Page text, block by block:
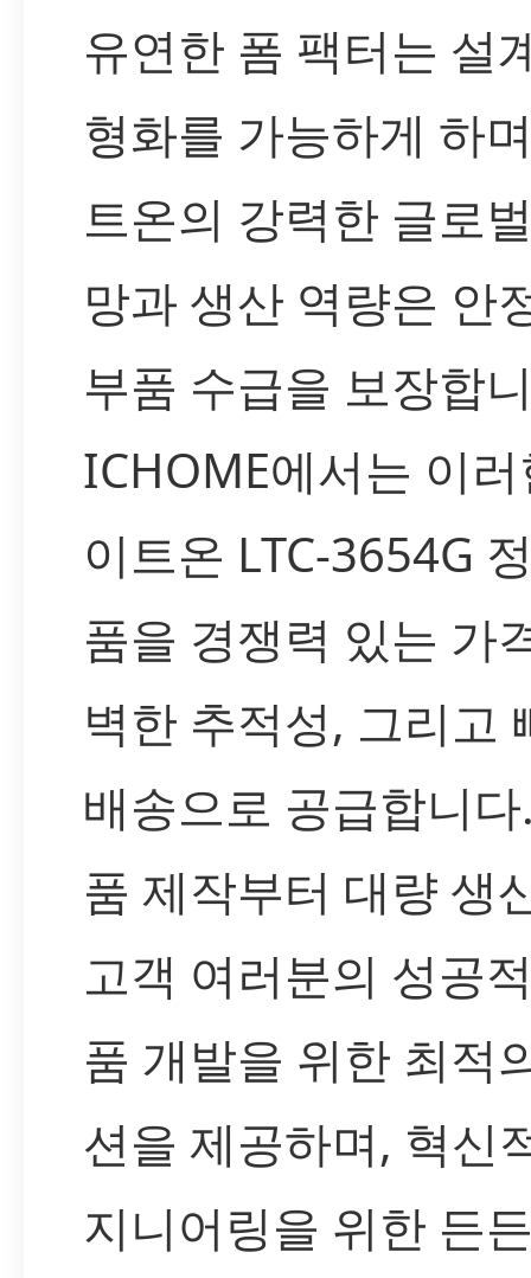
유연한 폼 팩터는 설
형화를 가능하게 하
트온의 강력한 글로
망과 생산 역량은 안
부품 수급을 보장합
ICHOME에서는 이
이트온 LTC-3654G
품을 경쟁력 있는 가
벽한 추적성, 그리고
배송으로 공급합니
품 제작부터 대량 생
고객 여러분의 성공
품 개발을 위한 최적
션을 제공하며, 혁신
지니어링을 위한 든